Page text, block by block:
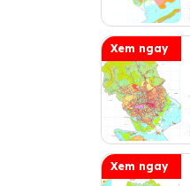
Xem ngay
Xem ngay